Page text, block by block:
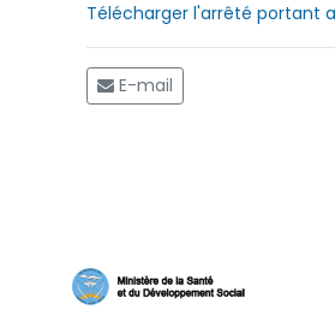
Télécharger l'arrêté portant
E-mail